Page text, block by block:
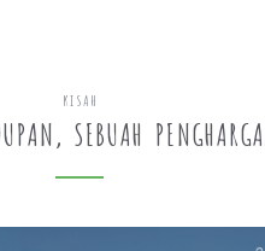
KISAH
SEBUAH